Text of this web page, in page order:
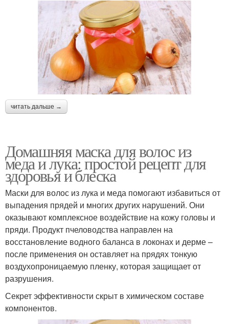
читать дальше →
Домашняя маска для волос из
меда и лука: простой рецепт для
здоровья и блеска
Маски для волос из лука и меда помогают избавиться от
выпадения прядей и многих других нарушений. Они
оказывают комплексное воздействие на кожу головы и
пряди. Продукт пчеловодства направлен на
восстановление водного баланса в локонах и дерме –
после применения он оставляет на прядях тонкую
воздухопроницаемую пленку, которая защищает от
разрушения.
Секрет эффективности скрыт в химическом составе
компонентов.